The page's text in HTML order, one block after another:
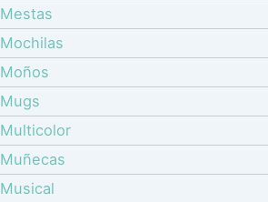
Mestas
Mochilas
Moños
Mugs
Multicolor
Muñecas
Musical